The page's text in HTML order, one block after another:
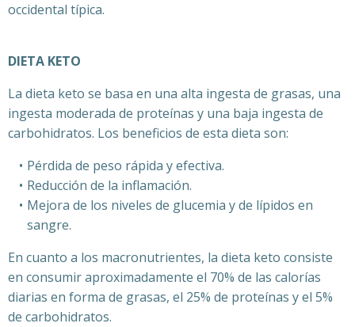
occidental típica.
DIETA KETO
La dieta keto se basa en una alta ingesta de grasas, una
ingesta moderada de proteínas y una baja ingesta de
carbohidratos. Los beneficios de esta dieta son:
Pérdida de peso rápida y efectiva.
Reducción de la inflamación.
Mejora de los niveles de glucemia y de lípidos en
sangre.
En cuanto a los macronutrientes, la dieta keto consiste
en consumir aproximadamente el 70% de las calorías
diarias en forma de grasas, el 25% de proteínas y el 5%
de carbohidratos.